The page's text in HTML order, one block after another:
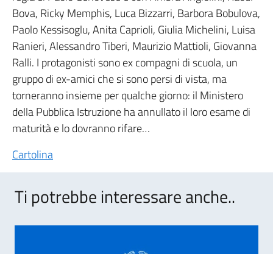
Bova, Ricky Memphis, Luca Bizzarri, Barbora Bobulova,
Paolo Kessisoglu, Anita Caprioli, Giulia Michelini, Luisa
Ranieri, Alessandro Tiberi, Maurizio Mattioli, Giovanna
Ralli. I protagonisti sono ex compagni di scuola, un
gruppo di ex-amici che si sono persi di vista, ma
torneranno insieme per qualche giorno: il Ministero
della Pubblica Istruzione ha annullato il loro esame di
maturità e lo dovranno rifare…
Cartolina
Ti potrebbe interessare anche..